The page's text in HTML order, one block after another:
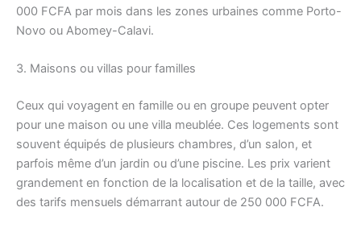
000 FCFA par mois dans les zones urbaines comme Porto-
Novo ou Abomey-Calavi.
3. Maisons ou villas pour familles
Ceux qui voyagent en famille ou en groupe peuvent opter
pour une maison ou une villa meublée. Ces logements sont
souvent équipés de plusieurs chambres, d’un salon, et
parfois même d’un jardin ou d’une piscine. Les prix varient
grandement en fonction de la localisation et de la taille, avec
des tarifs mensuels démarrant autour de 250 000 FCFA.